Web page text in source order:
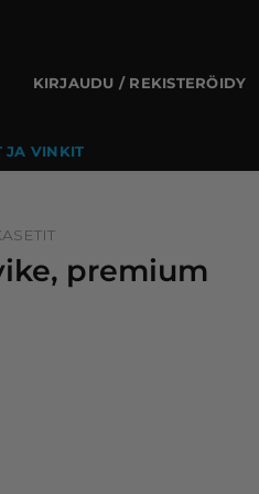
KIRJAUDU / REKISTERÖIDY
JA VINKIT
premium